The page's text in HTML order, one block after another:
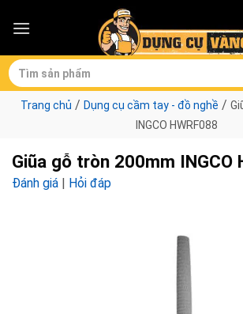
Tìm
kiếm:
Trang chủ / Dụng cụ cầm tay - đồ nghề /
INGCO HWRF088
Giũa gỗ tròn 200mm INGCO
Đánh giá | Hỏi đáp